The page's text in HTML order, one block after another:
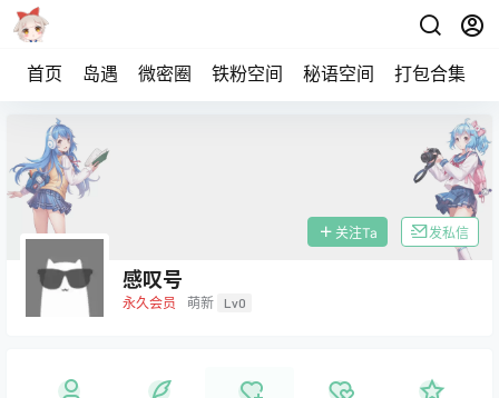
首页 岛遇 微密圈 铁粉空间 秘语空间 打包合集
感叹号
永久会员 萌新 Lv0
关注Ta 发私信